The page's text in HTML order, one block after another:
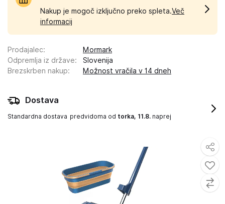
Nakup je mogoč izključno preko spleta.Več
informacij
Prodajalec:
Mormark
Odpremlja iz države:
Slovenija
Brezskrben nakup: Možnost vračila v 14 dneh
Dostava
Standardna dostava predvidoma od torka, 11.8. naprej